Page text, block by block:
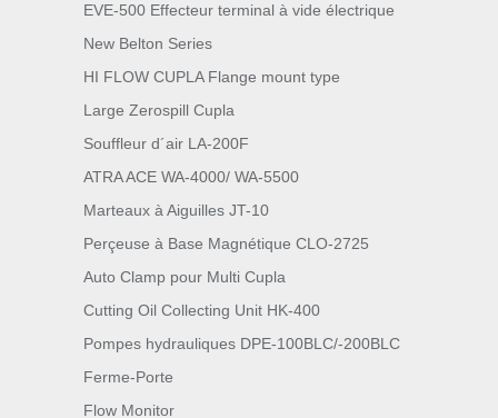
EVE-500 Effecteur terminal à vide électrique
New Belton Series
HI FLOW CUPLA Flange mount type
Large Zerospill Cupla
Souffleur d´air LA-200F
ATRA ACE WA-4000/ WA-5500
Marteaux à Aiguilles JT-10
Perçeuse à Base Magnétique CLO-2725
Auto Clamp pour Multi Cupla
Cutting Oil Collecting Unit HK-400
Pompes hydrauliques DPE-100BLC/-200BLC
Ferme-Porte
Flow Monitor